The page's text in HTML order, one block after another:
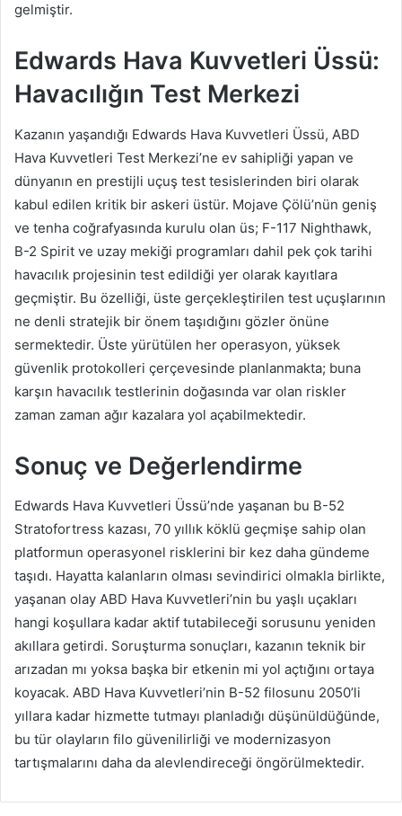
gelmiştir.
Edwards Hava Kuvvetleri Üssü:
Havacılığın Test Merkezi
Kazanın yaşandığı Edwards Hava Kuvvetleri Üssü, ABD
Hava Kuvvetleri Test Merkezi’ne ev sahipliği yapan ve
dünyanın en prestijli uçuş test tesislerinden biri olarak
kabul edilen kritik bir askeri üstür. Mojave Çölü’nün geniş
ve tenha coğrafyasında kurulu olan üs; F-117 Nighthawk,
B-2 Spirit ve uzay mekiği programları dahil pek çok tarihi
havacılık projesinin test edildiği yer olarak kayıtlara
geçmiştir. Bu özelliği, üste gerçekleştirilen test uçuşlarının
ne denli stratejik bir önem taşıdığını gözler önüne
sermektedir. Üste yürütülen her operasyon, yüksek
güvenlik protokolleri çerçevesinde planlanmakta; buna
karşın havacılık testlerinin doğasında var olan riskler
zaman zaman ağır kazalara yol açabilmektedir.
Sonuç ve Değerlendirme
Edwards Hava Kuvvetleri Üssü’nde yaşanan bu B-52
Stratofortress kazası, 70 yıllık köklü geçmişe sahip olan
platformun operasyonel risklerini bir kez daha gündeme
taşıdı. Hayatta kalanların olması sevindirici olmakla birlikte,
yaşanan olay ABD Hava Kuvvetleri’nin bu yaşlı uçakları
hangi koşullara kadar aktif tutabileceği sorusunu yeniden
akıllara getirdi. Soruşturma sonuçları, kazanın teknik bir
arızadan mı yoksa başka bir etkenin mi yol açtığını ortaya
koyacak. ABD Hava Kuvvetleri’nin B-52 filosunu 2050’li
yıllara kadar hizmette tutmayı planladığı düşünüldüğünde,
bu tür olayların filo güvenilirliği ve modernizasyon
tartışmalarını daha da alevlendireceği öngörülmektedir.